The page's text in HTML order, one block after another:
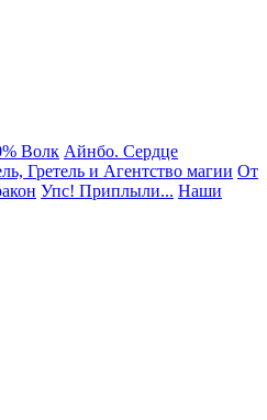
Волк Айнбо. Сердце
Гретель и Агентство магии От
Упс! Приплыли... Наши